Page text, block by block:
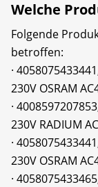
Welche
Folgende
betroffen:
·
230V OSRAM
·
230V RADIUM
·
230V OSRAM
·